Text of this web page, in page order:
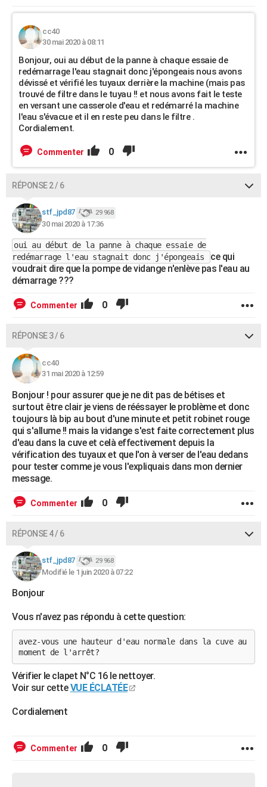
cc40
30 mai 2020 à 08:11
Bonjour, oui au début de la panne à chaque essaie de
redémarrage l'eau stagnait donc j'épongeais nous avons
dévissé et vérifié les tuyaux derrière la machine (mais pas
trouvé de filtre dans le tuyau !! et nous avons fait le teste
en versant une casserole d'eau et redémarré la machine
l'eau s'évacue et il en reste peu dans le filtre .
Cordialement.
Commenter 0
RÉPONSE 2 / 6
stf_jpd87 29 968
30 mai 2020 à 17:36
oui au début de la panne à chaque essaie de
redémarrage l'eau stagnait donc j'épongeais
ce qui
voudrait dire que la pompe de vidange n'enlève pas l'eau au
démarrage ???
Commenter 0
RÉPONSE 3 / 6
cc40
31 mai 2020 à 12:59
Bonjour ! pour assurer que je ne dit pas de bétises et
surtout être clair je viens de rééssayer le problème et donc
toujours là bip au bout d'une minute et petit robinet rouge
qui s'allume !! mais la vidange s'est faite correctement plus
d'eau dans la cuve et celà effectivement depuis la
vérification des tuyaux et que l'on à verser de l'eau dedans
pour tester comme je vous l'expliquais dans mon dernier
message.
Commenter 0
RÉPONSE 4 / 6
stf_jpd87 29 968
Modifié le 1 juin 2020 à 07:22
Bonjour
Vous n'avez pas répondu à cette question:
avez-vous une hauteur d'eau normale dans la cuve au
moment de l'arrêt?
Vérifier le clapet N°C 16 le nettoyer.
Voir sur cetteVUE ÉCLATÉE
Cordialement
Commenter 0